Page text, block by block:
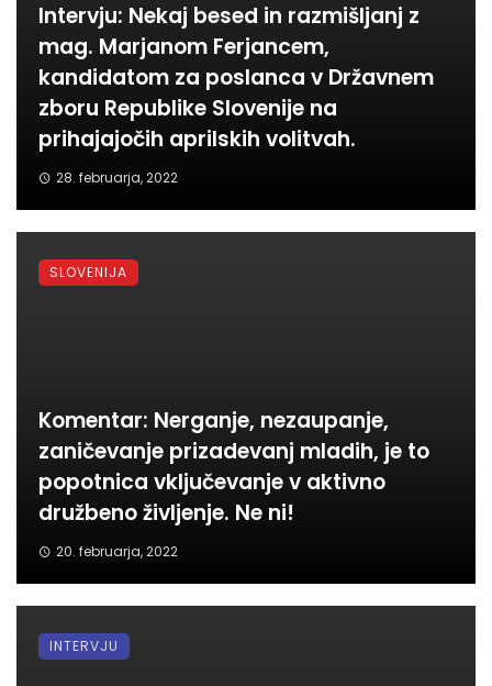
Intervju: Nekaj besed in razmišljanj z
mag. Marjanom Ferjancem,
kandidatom za poslanca v Državnem
zboru Republike Slovenije na
prihajajočih aprilskih volitvah.
28. februarja, 2022
Komentar: Nerganje, nezaupanje,
zaničevanje prizadevanj mladih, je to
popotnica vključevanje v aktivno
družbeno življenje. Ne ni!
20. februarja, 2022
SLOVENIJA
INTERVJU